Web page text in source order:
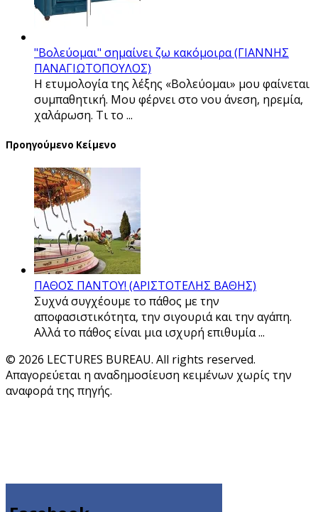
"Βολεύομαι" σημαίνει ζω κακόμοιρα (ΓΙΑΝΝΗΣ
ΠΑΝΑΓΙΩΤΟΠΟΥΛΟΣ)
Η ετυμολογία της λέξης «Βολεύομαι» μου φαίνεται
συμπαθητική. Μου φέρνει στο νου άνεση, ηρεμία,
χαλάρωση. Τι το ...
Προηγούμενο Κείμενο
ΠΑΘΟΣ ΠΑΝΤΟΥ! (ΑΡΙΣΤΟΤΕΛΗΣ ΒΑΘΗΣ)
Συχνά συγχέουμε το πάθος με την
αποφασιστικότητα, την σιγουριά και την αγάπη.
Αλλά το πάθος είναι μια ισχυρή επιθυμία ...
© 2026 LECTURES BUREAU. All rights reserved.
Απαγορεύεται η αναδημοσίευση κειμένων χωρίς την
αναφορά της πηγής.